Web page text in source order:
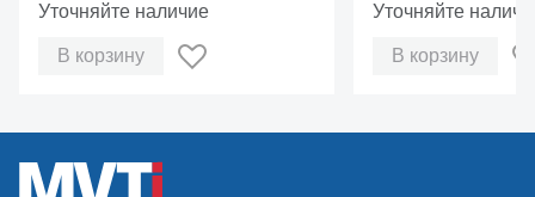
Уточняйте наличие
В корзину
Уточняйте
В корзину